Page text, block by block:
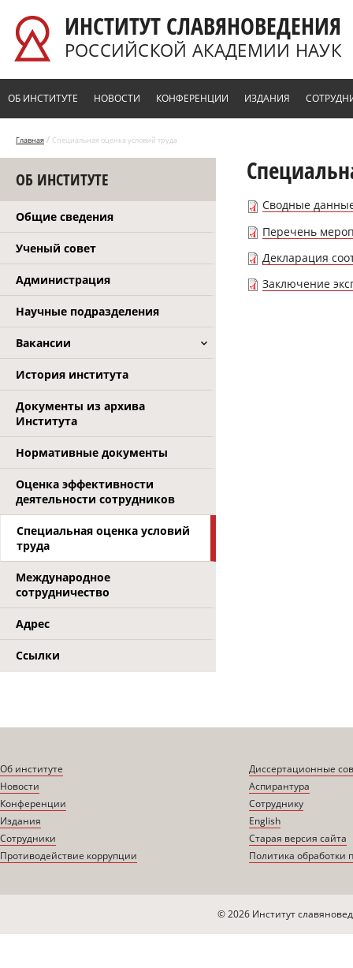
ИНСТИТУТ СЛАВЯНОВЕДЕНИЯ
РОССИЙСКОЙ АКАДЕМИИ НАУК
ОБ ИНСТИТУТЕ НОВОСТИ КОНФЕРЕНЦИИ ИЗДАНИЯ
Главная / Специальная оценка условий труда
ОБ ИНСТИТУТЕ
Общие сведения
Ученый совет
Администрация
Научные подразделения
Вакансии
История института
Документы из архива
Института
Нормативные документы
Оценка эффективности
деятельности сотрудников
Специальная оценка условий
труда
Международное
сотрудничество
Адрес
Ссылки
Сводные
Перечень
Декларация
Заключение
Об институте
Новости
Конференции
Издания
Сотрудники
Противодействие коррупции
Диссертационные
Аспирантура
Сотруднику
English
Старая версия сайта
Политика обработки
© 2026 Институт